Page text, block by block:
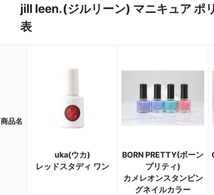
jill leen.(ジルリーン) マニキュア ポ
表
商品名
uka(ウカ)
レッドスタディ ワン
BORN PRETTY(ボーン
プリティ)
カメレオンスタンピン
グネイルカラー